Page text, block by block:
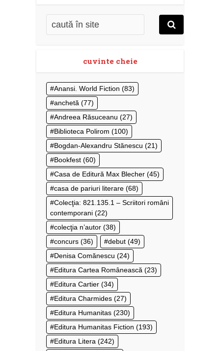
cuvinte cheie
Anansi. World Fiction (83)
anchetă (77)
Andreea Răsuceanu (27)
Biblioteca Polirom (100)
Bogdan-Alexandru Stănescu (21)
Bookfest (60)
Casa de Editură Max Blecher (45)
casa de pariuri literare (68)
Colecţia: 821.135.1 – Scriitori români
contemporani (22)
colecţia n’autor (38)
concurs (36) debut (49)
Denisa Comănescu (24)
Editura Cartea Românească (23)
Editura Cartier (34)
Editura Charmides (27)
Editura Humanitas (230)
Editura Humanitas Fiction (193)
Editura Litera (242)